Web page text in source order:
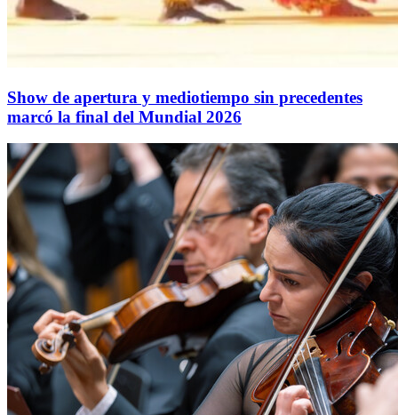
Show de apertura y mediotiempo sin precedentes
marcó la final del Mundial 2026